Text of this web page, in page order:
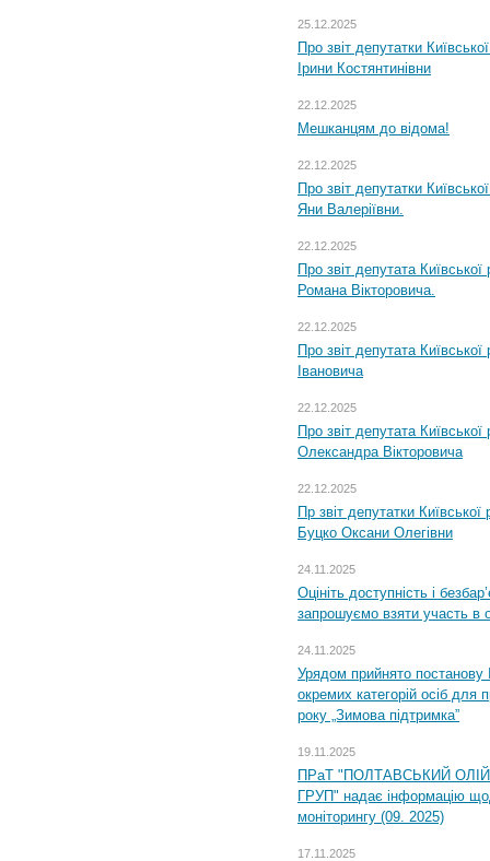
25.12.2025
Про звіт депутатки
Ірини Костянтинівни
22.12.2025
Мешканцям до відома!
22.12.2025
Про звіт депутатки
Яни Валеріївни.
22.12.2025
Про звіт депутата
Романа Вікторовича.
22.12.2025
Про звіт депутата
Івановича
22.12.2025
Про звіт депутата
Олександра Вікторовича
22.12.2025
Пр звіт депутатки
Буцко Оксани Олегівни
24.11.2025
Оцініть доступність і
запрошуємо взяти участь в
24.11.2025
Урядом прийнято постанову
окремих категорій осіб для
року „Зимова підтримка”
19.11.2025
ПРаТ "ПОЛТАВСЬКИЙ
ГРУП" надає інформацію
моніторингу (09. 2025)
17.11.2025